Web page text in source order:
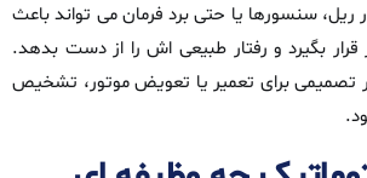
سنسورها یا حتی برد فرمان می‌ تواند باعث
بگیرد و رفتار طبیعی‌ اش را از دست بدهد.
تصمیمی برای تعمیر یا تعویض موتور، تشخیص